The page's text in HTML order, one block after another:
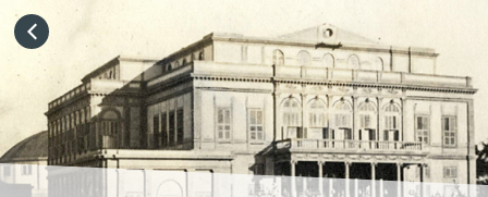
HOME
CATEGORIE
VAI A